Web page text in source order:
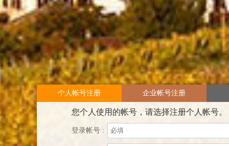
个人帐号注册 企业帐号注册
您个人使用的帐号，请选择注册个人帐号。
登录帐号 :